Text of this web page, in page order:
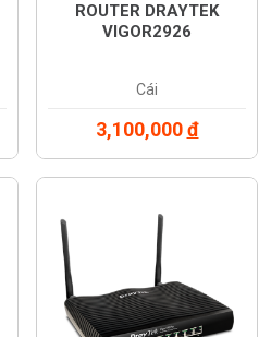
ROUTER DRAYTEK
VIGOR2926
Cái
3,100,000đ